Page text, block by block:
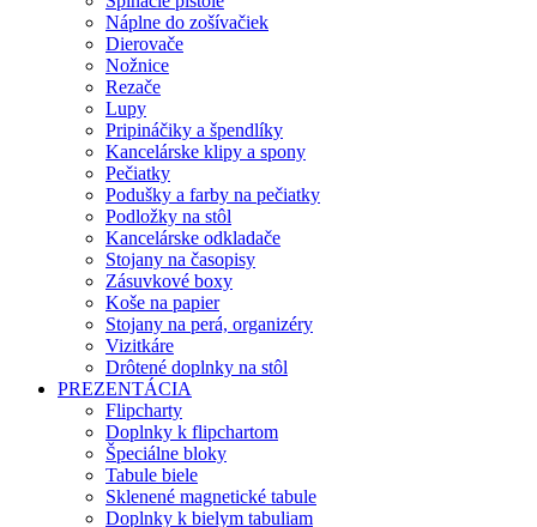
Náplne do zošívačiek
Dierovače
Nožnice
Rezače
Lupy
Pripináčiky a špendlíky
Kancelárske klipy a spony
Pečiatky
Podušky a farby na pečiatky
Podložky na stôl
Kancelárske odkladače
Stojany na časopisy
Zásuvkové boxy
Koše na papier
Stojany na perá, organizéry
Vizitkáre
Drôtené doplnky na stôl
PREZENTÁCIA
Flipcharty
Doplnky k flipchartom
Špeciálne bloky
Tabule biele
Sklenené magnetické tabule
Doplnky k bielym tabuliam